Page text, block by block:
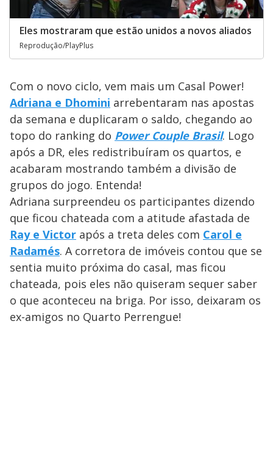
Eles mostraram que estão unidos a novos aliados
Reprodução/PlayPlus
Com o novo ciclo, vem mais um Casal Power!
Adriana e Dhomini arrebentaram nas apostas
da semana e duplicaram o saldo, chegando ao
topo do ranking do Power Couple Brasil. Logo
após a DR, eles redistribuíram os quartos, e
acabaram mostrando também a divisão de
grupos do jogo. Entenda!
Adriana surpreendeu os participantes dizendo
que ficou chateada com a atitude afastada de
Ray e Victor após a treta deles com Carol e
Radamés. A corretora de imóveis contou que se
sentia muito próxima do casal, mas ficou
chateada, pois eles não quiseram sequer saber
o que aconteceu na briga. Por isso, deixaram os
ex-amigos no Quarto Perrengue!